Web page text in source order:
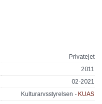
Privatejet
2011
02-2021
Kulturarvsstyrelsen - KUAS